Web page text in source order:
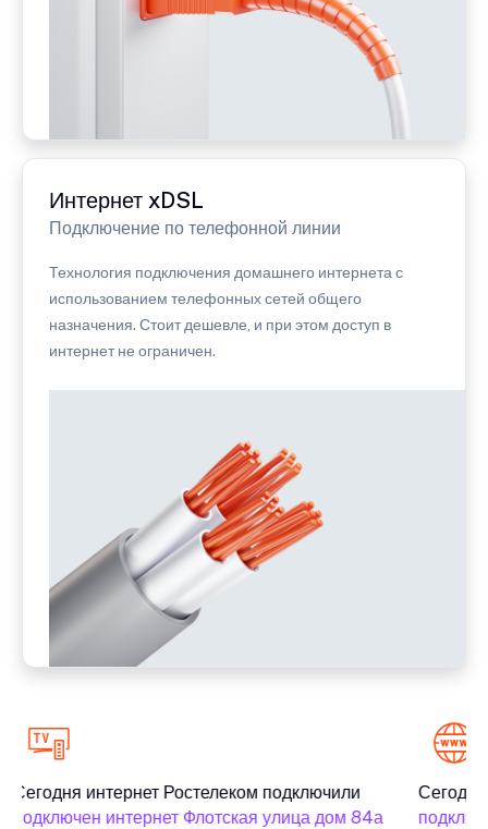
Интернет xDSL
Подключение по телефонной линии
Технология подключения домашнего интернета с
использованием телефонных сетей общего
назначения. Стоит дешевле, и при этом доступ в
интернет не ограничен.
Сегодня интернет Ростелеком подключили
подключен интернет Флотская улица дом 84а